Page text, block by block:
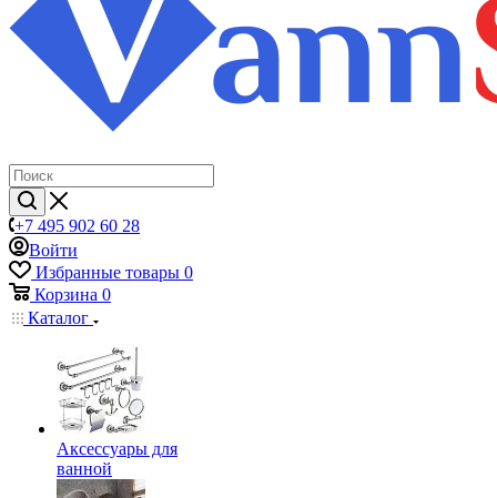
+7 495 902 60 28
Войти
Избранные товары 0
Корзина 0
Каталог
Аксессуары для
ванной